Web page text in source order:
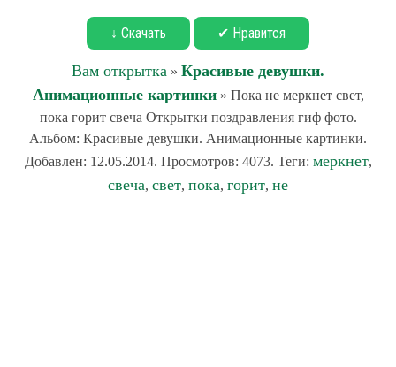
↓ Скачать ✔ Нравится
Вам открытка » Красивые девушки.
Анимационные картинки» Пока не меркнет свет,
пока горит свеча Открытки поздравления гиф фото.
Альбом: Красивые девушки. Анимационные картинки.
Добавлен: 12.05.2014. Просмотров: 4073. Теги: меркнет,
свеча, свет, пока, горит, не